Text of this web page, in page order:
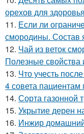
орехов для здоровья
11. Если ли
смородины. Состав
12. Чай из веток
Полезные свойства
13. Что учесть
4 совета пациентам
14. Сорта газонной
15. Укрытие дерен
16. Инжир